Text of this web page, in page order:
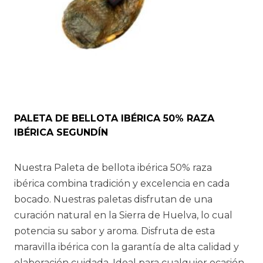
producto
PALETA DE BELLOTA IBÉRICA 50% RAZA
IBÉRICA SEGUNDÍN
Nuestra Paleta de bellota ibérica 50% raza
ibérica combina tradición y excelencia en cada
bocado. Nuestras paletas disfrutan de una
curación natural en la Sierra de Huelva, lo cual
potencia su sabor y aroma. Disfruta de esta
maravilla ibérica con la garantía de alta calidad y